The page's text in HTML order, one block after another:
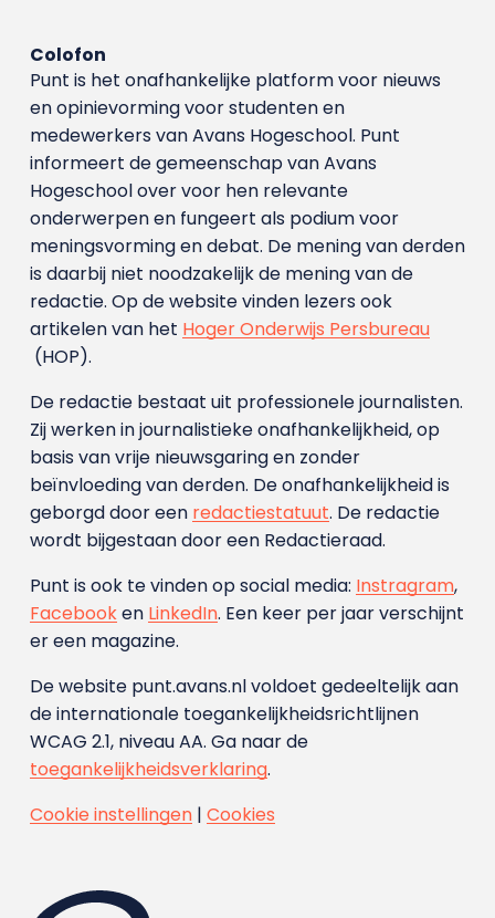
Colofon
Punt is het onafhankelijke platform voor nieuws
en opinievorming voor studenten en
medewerkers van Avans Hoge­school. Punt
informeert de gemeenschap van Avans
Hogeschool over voor hen relevante
onderwerpen en fungeert als podium voor
meningsvorming en debat. De mening van derden
is daarbij niet noodzakelijk de mening van de
redactie. Op de website vinden lezers ook
artikelen van het Hoger Onderwijs Persbureau
(HOP).
De redactie bestaat uit professionele journalisten.
Zij werken in journalistieke onafhankelijkheid, op
basis van vrije nieuwsgaring en zonder
beïnvloeding van derden. De onafhankelijkheid is
geborgd door een redactiestatuut. De redactie
wordt bijgestaan door een Redactieraad.
Punt is ook te vinden op social media: Instragram,
Facebooken LinkedIn. Een keer per jaar verschijnt
er een magazine.
De website punt.avans.nl voldoet gedeeltelijk aan
de internationale toegankelijkheidsrichtlijnen
WCAG 2.1, niveau AA. Ga naar de
toegankelijkheidsverklaring.
Cookie instellingen| Cookies